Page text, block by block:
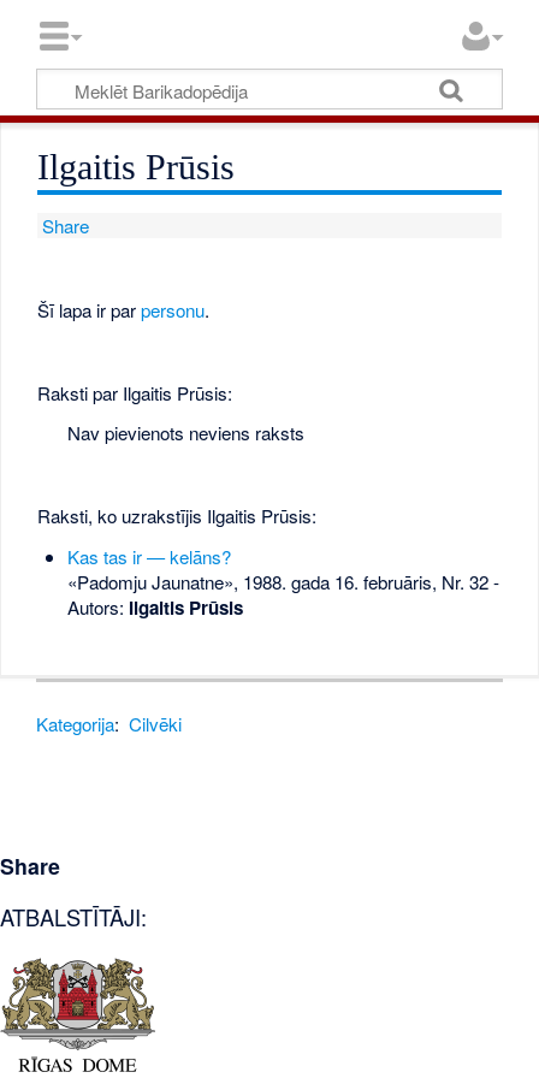
Ilgaitis Prūsis
Share
Šī lapa ir parpersonu.
Raksti par Ilgaitis Prūsis:
Nav pievienots neviens raksts
Raksti, ko uzrakstījis Ilgaitis Prūsis:
Kas tas ir — kelāns?
«Padomju Jaunatne», 1988. gada 16. februāris, Nr. 32-
Autors: Ilgaitis Prūsis
Kategorija: Cilvēki
Share
ATBALSTĪTĀJI: